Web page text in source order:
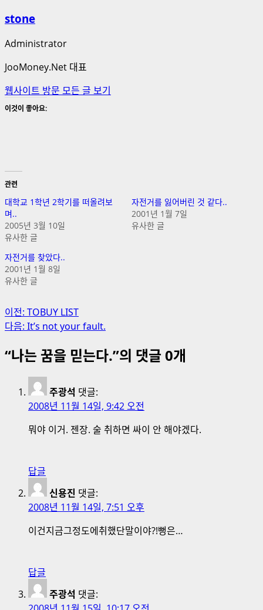
stone
Administrator
JooMoney.Net 대표
웹사이트 방문 모든 글 보기
이것이 좋아요:
관련
대학교 1학년 2학기를 떠올려보
며..
2005년 3월 10일
유사한 글
자전거를 잃어버린 것 같다..
2001년 1월 7일
유사한 글
자전거를 찾았다..
2001년 1월 8일
유사한 글
게
시
물
이전: TOBUY LIST
다음: It’s not your fault.
“나는 꿈을 믿는다.”의 댓글 0개
주광석 댓글:
2008년 11월 14일, 9:42 오전
뭐야 이거. 젠장. 술 취하면 싸이 안 해야겠다.
답글
신용진 댓글:
2008년 11월 14일, 7:51 오후
이건지금그정도에취했단말이야?!뻥은…
답글
주광석 댓글: